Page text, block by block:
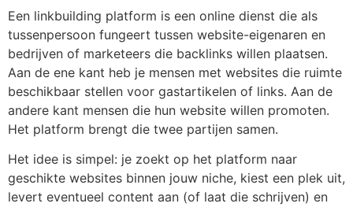
Een linkbuilding platform is een online dienst die als
tussenpersoon fungeert tussen website-eigenaren en
bedrijven of marketeers die backlinks willen plaatsen.
Aan de ene kant heb je mensen met websites die ruimte
beschikbaar stellen voor gastartikelen of links. Aan de
andere kant mensen die hun website willen promoten.
Het platform brengt die twee partijen samen.
Het idee is simpel: je zoekt op het platform naar
geschikte websites binnen jouw niche, kiest een plek uit,
levert eventueel content aan (of laat die schrijven) en